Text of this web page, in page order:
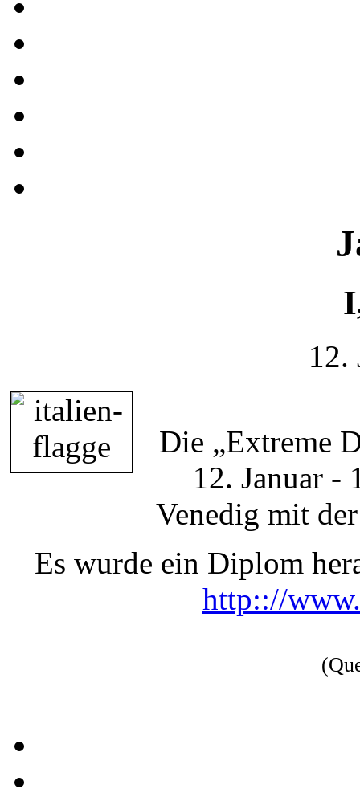
12.
Die „Extreme
12. Januar -
Venedig mit
Es wurde ein Diplom
http:://